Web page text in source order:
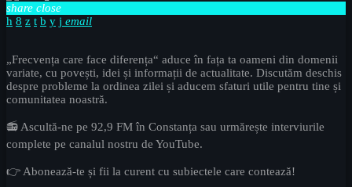
share close
email
„Frecvența care face diferența“ aduce în fața ta oameni din domenii
variate, cu povești, idei și informații de actualitate. Discutăm deschis
despre probleme la ordinea zilei și aducem sfaturi utile pentru tine și
comunitatea noastră.
📻 Ascultă-ne pe 92,9 FM în Constanța sau urmărește interviurile
complete pe canalul nostru de YouTube.
👉 Abonează-te și fii la curent cu subiectele care contează!